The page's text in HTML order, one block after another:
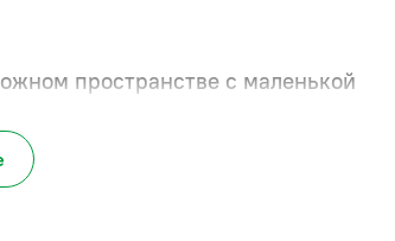
пространстве с маленькой